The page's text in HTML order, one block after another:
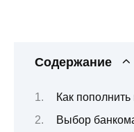
Содержание
Как
Выбор